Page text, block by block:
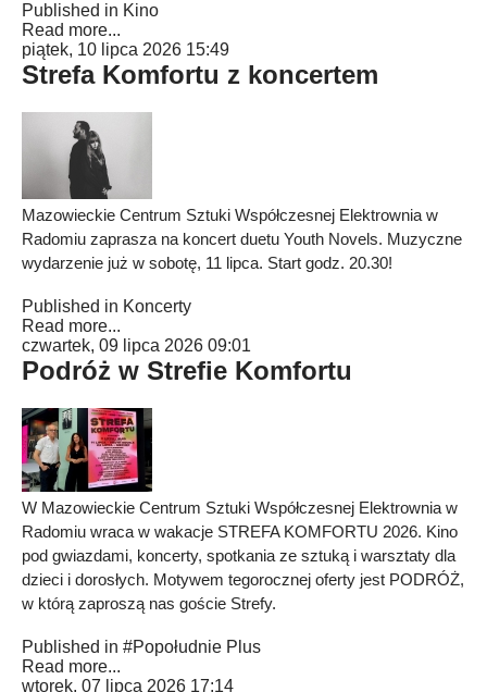
Published in Kino
Read more...
piątek, 10 lipca 2026 15:49
Strefa Komfortu z koncertem
Mazowieckie Centrum Sztuki Współczesnej Elektrownia w
Radomiu zaprasza na koncert duetu Youth Novels. Muzyczne
wydarzenie już w sobotę, 11 lipca. Start godz. 20.30!
Published in Koncerty
Read more...
czwartek, 09 lipca 2026 09:01
Podróż w Strefie Komfortu
W Mazowieckie Centrum Sztuki Współczesnej Elektrownia w
Radomiu wraca w wakacje STREFA KOMFORTU 2026. Kino
pod gwiazdami, koncerty, spotkania ze sztuką i warsztaty dla
dzieci i dorosłych. Motywem tegorocznej oferty jest PODRÓŻ,
w którą zaproszą nas goście Strefy.
Published in #Popołudnie Plus
Read more...
wtorek, 07 lipca 2026 17:14